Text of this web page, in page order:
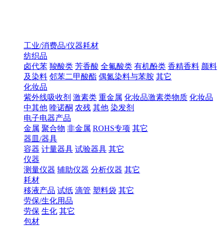
工业/消费品/仪器耗材
纺织品
卤代苯 羧酸类 芳香酸 全氟酸类 有机酚类 香精香料 颜料
及染料 邻苯二甲酸酯 偶氮染料与苯胺 其它
化妆品
紫外线吸收剂 激素类 重金属 化妆品激素类物质 化妆品
中其他 喹诺酮 农残 其他 染发剂
电子电器产品
金属 聚合物 非金属 ROHS专项 其它
器皿/器具
容器 计量器具 试验器具 其它
仪器
测量仪器 辅助仪器 分析仪器 其它
耗材
移液产品 试纸 滴管 塑料袋 其它
劳保/生化用品
劳保 生化 其它
包材